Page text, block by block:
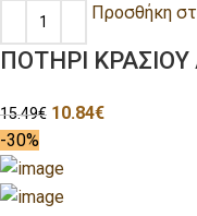
Προσθήκη
ΠΟΤΗΡΙ ΚΡΑΣΙΟΥ
15.49€ 10.84€
-30%